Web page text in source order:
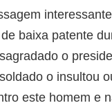
baixa patente
o
o insultou
este homem e